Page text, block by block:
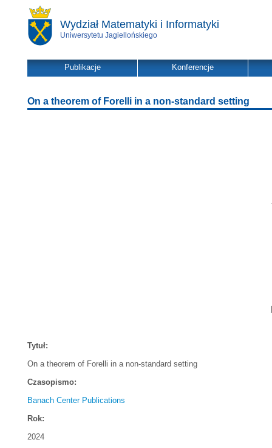
Wydział Matematyki i Informatyki
Uniwersytetu Jagiellońskiego
Publikacje Konferencje
On a theorem of Forelli in a non-standard setting
Tytuł:
On a theorem of Forelli in a non-standard setting
Czasopismo:
Banach Center Publications
Rok:
2024